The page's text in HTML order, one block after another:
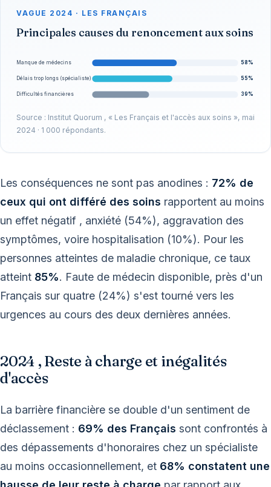
VAGUE 2024 · LES FRANÇAIS
Principales causes du renoncement aux soins
Manque de médecins 58%
Délais trop longs (spécialiste) 55%
Difficultés financières 39%
Source : Institut Quorum , « Les Français et l'accès aux soins », mai
2024 · 1 000 répondants.
Les conséquences ne sont pas anodines : 72% de
ceux qui ont différé des soins rapportent au moins
un effet négatif , anxiété (54%), aggravation des
symptômes, voire hospitalisation (10%). Pour les
personnes atteintes de maladie chronique, ce taux
atteint 85%. Faute de médecin disponible, près d'un
Français sur quatre (24%) s'est tourné vers les
urgences au cours des deux dernières années.
2024 , Reste à charge et inégalités
d'accès
La barrière financière se double d'un sentiment de
déclassement : 69% des Français sont confrontés à
des dépassements d'honoraires chez un spécialiste
au moins occasionnellement, et 68% constatent une